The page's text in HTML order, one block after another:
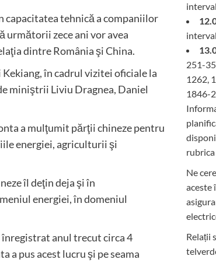
capacitatea tehnică a companiilor
următorii zece ani vor avea
dintre România şi China.
în cadrul vizitei oficiale la
miniştrii Liviu Dragnea, Daniel
a mulţumit părţii chineze pentru
energiei, agriculturii şi
îl deţin deja şi în
energiei, în domeniul
anul trecut circa 4
a pus acest lucru şi pe seama
251-
1262,
1846-
Ne
aceste
Relații